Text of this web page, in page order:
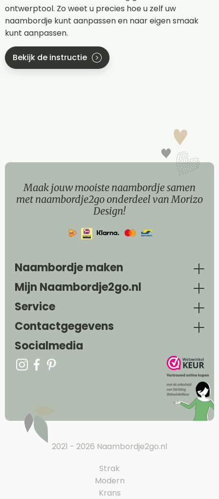
ontwerptool. Zo weet u precies hoe u zelf uw
naambordje kunt aanpassen en naar eigen smaak
kunt aanpassen.
Bekijk de instructie
Maak jouw mooiste naambordje samen
met naambordje2go onderdeel van Morizo
Design!
Naambordje maken
Mijn Naambordje2go.nl
Service
Contactgegevens
Socialmedia
2021 - 2026 Naambordje2go.nl
Strak
Modern
Krans